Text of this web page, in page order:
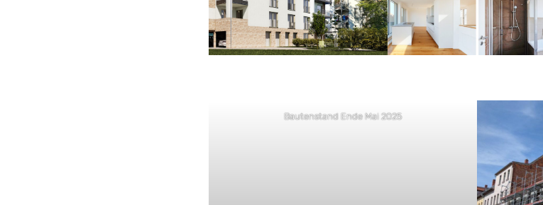
Bautenstand Ende Mai 2025